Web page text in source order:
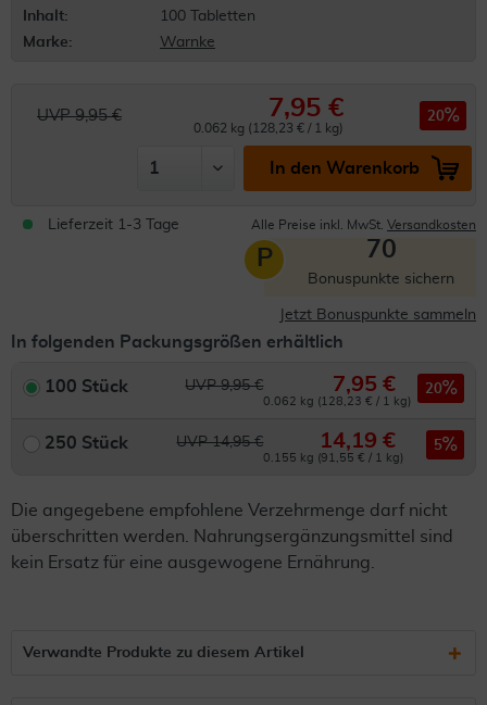
Inhalt:
100 Tabletten
Marke:
Warnke
UVP 9,95 € 7,95 €
0.062 kg (128,23 € / 1 kg)
20
In den Warenkorb
Lieferzeit 1-3 Tage Alle Preise inkl. MwSt. Versandkosten
P 70
Bonuspunkte sichern
Jetzt Bonuspunkte sammeln
In folgenden Packungsgrößen erhältlich
100 Stück UVP 9,95 € 7,95 €
0.062 kg (128,23 € / 1 kg)
20
250 Stück UVP 14,95 € 14,19 €
0.155 kg (91,55 € / 1 kg)
5
Die angegebene empfohlene Verzehrmenge darf nicht
überschritten werden. Nahrungsergänzungsmittel sind
kein Ersatz für eine ausgewogene Ernährung.
Verwandte Produkte zu diesem Artikel